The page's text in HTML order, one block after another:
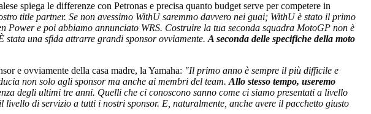
spiega le differenze con Petronas e precisa quanto budget serve per competere in
title partner. Se non avessimo WithU saremmo davvero nei guai; WithU è stato il primo
e poi abbiamo annunciato WRS. Costruire la tua seconda squadra MotoGP non è
stata una sfida attrarre grandi sponsor ovviamente. A seconda delle specifiche della moto
e ovviamente della casa madre, la Yamaha: "Il primo anno è sempre il più difficile e
non solo agli sponsor ma anche ai membri del team. Allo stesso tempo, useremo
degli ultimi tre anni. Quelli che ci conoscono sanno come ci siamo presentati a livello
di servizio a tutti i nostri sponsor. E, naturalmente, anche avere il pacchetto giusto